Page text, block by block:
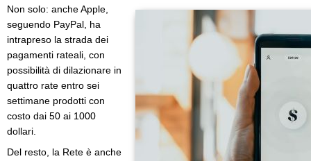
Non solo: anche Apple,
seguendo PayPal, ha
intrapreso la strada dei
pagamenti rateali, con
possibilità di dilazionare in
quattro rate entro sei
settimane prodotti con
costo dai 50 ai 1000
dollari.
Del resto, la Rete è anche